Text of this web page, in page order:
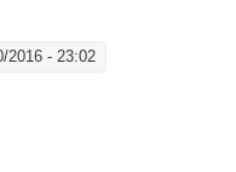
2016 - 23:02